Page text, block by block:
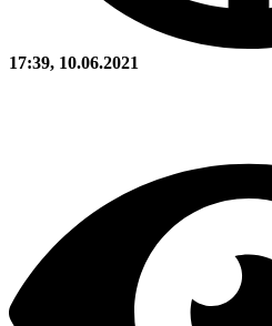
17:39, 10.06.2021